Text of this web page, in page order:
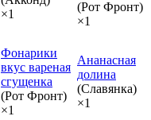
×1
(Рот Фронт)
×1
Фонарики
вкус вареная
сгущенка
(Рот Фронт)
×1
Ананасная
долина
(Славянка)
×1